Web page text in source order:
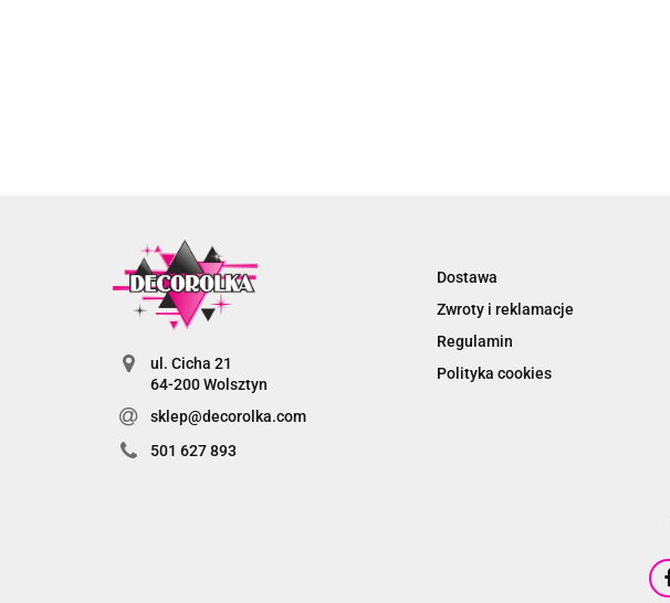
ul. Cicha 21
64-200 Wolsztyn
sklep@decorolka.com
501 627 893
Dostawa
Zwroty i reklamacje
Regulamin
Polityka cookies